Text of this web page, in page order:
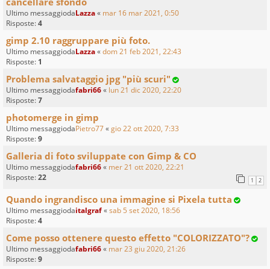
Ultimo messaggiodaLazza« mar 16 mar 2021, 0:50
Risposte:4
gimp 2.10 raggruppare più foto.
Ultimo messaggiodaLazza«dom 21 feb 2021, 22:43
Risposte: 1
Problema salvataggio jpg "più scuri"
Ultimo messaggiodafabri66« lun 21 dic 2020, 22:20
Risposte:7
photomerge in gimp
Ultimo messaggiodaPietro77«gio 22 ott 2020, 7:33
Risposte:9
Galleria di foto sviluppate con Gimp & CO
Ultimo messaggiodafabri66« mer 21 ott 2020, 22:21
Risposte:22 1 2
Quando ingrandisco una immagine si Pixela tutta
Ultimo messaggiodaitalgraf«sab 5 set 2020, 18:56
Risposte:4
Come posso ottenere questo effetto "COLORIZZATO"?
Ultimo messaggiodafabri66« mar 23 giu 2020, 21:26
Risposte:9